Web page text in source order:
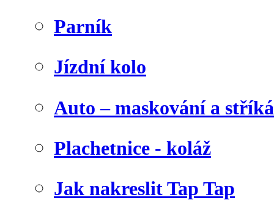
Parník
Jízdní kolo
Auto – maskování a
Plachetnice - koláž
Jak nakreslit Tap Tap